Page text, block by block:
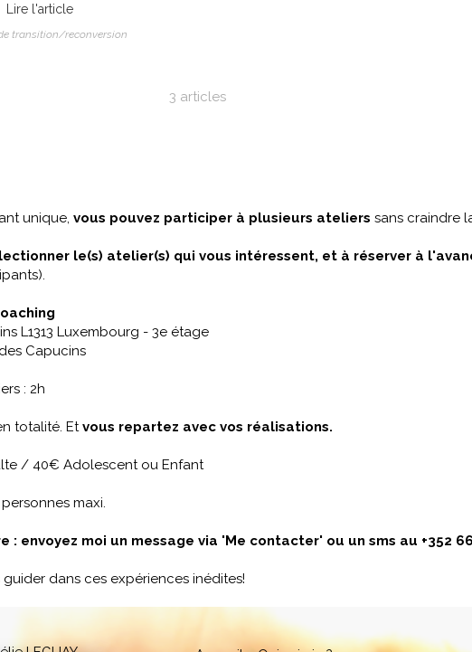
Lire l'article
transition/reconversion
3 articles
unique, vous pouvez participer à plusieurs ateliers sans craindre
le(s) atelier(s) qui vous intéressent, et à réserver à
L1313 Luxembourg - 3e étage
Capucins
: 2h
totalité. Etvous repartez avec vos réalisations.
/ 40€ Adolescent ou Enfant
maxi.
: envoyez moi un message via 'Me contacter' ou un sms au +352
dans ces expériences inédites!